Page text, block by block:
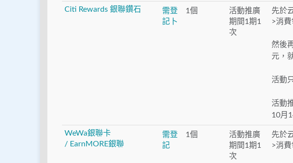
Citi Rewards 銀聯鑽石
需登
記卜
1個
活動推廣
期間1期1
次
先於
>消
然後
元，
活動
活動
10月
WeWa銀聯卡
/ EarnMORE銀聯
需登
記
1個
活動推廣
期間1期1
次
先於
>消